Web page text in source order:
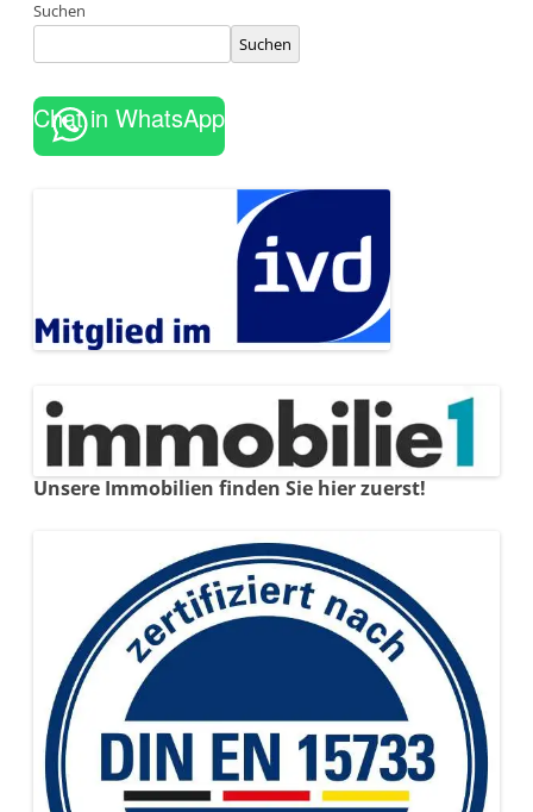
Suchen
Suchen
Chat in WhatsApp
Unsere Immobilien finden Sie hier zuerst!